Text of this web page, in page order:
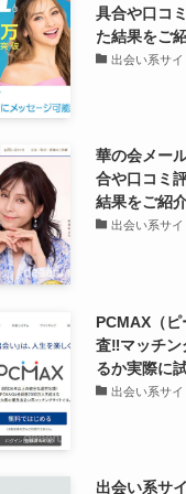
具合や口コ
た結果をご
出会い系サイ
華の会メー
合や口コミ
結果をご紹
出会い系サイ
PCMAX（
査‼マッチ
るか実際に
出会い系サイ
出会い系サ